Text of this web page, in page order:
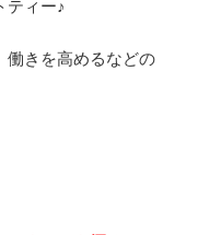
ティー♪
働きを高めるなどの